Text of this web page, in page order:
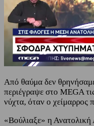
Από θαύμα δεν
περιέγραψε στο MEGA
νύχτα, όταν ο χείμαρρος
«Βούλιαξε» η